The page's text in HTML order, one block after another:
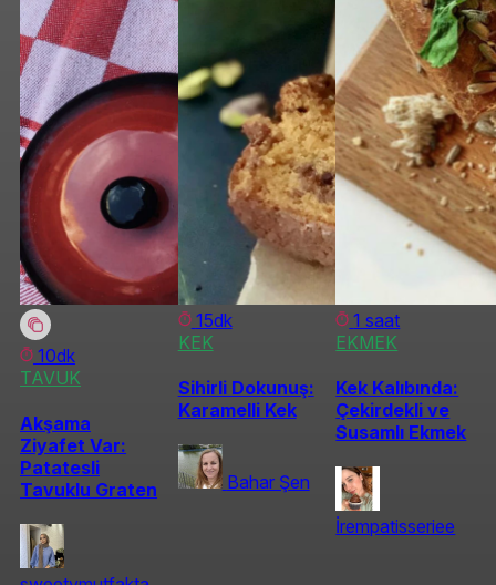
10dk
TAVUK
Akşama
Ziyafet Var:
Patatesli
Tavuklu Graten
15dk
KEK
Sihirli Dokunuş:
Karamelli Kek
Bahar Şen
1 saat
EKMEK
Kek Kalıbında:
Çekirdekli ve
Susamlı Ekmek
İrempatisseriee